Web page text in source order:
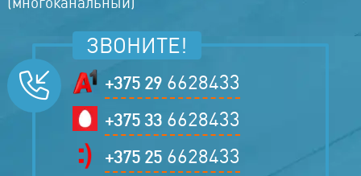
ЗВОНИТЕ!
+375 296628433
+375 336628433
+375 256628433